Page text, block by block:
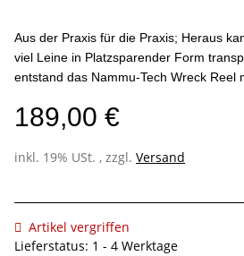
Aus der Praxis für die Praxis; Heraus
viel Leine in Platzsparender Form
entstand das Nammu-Tech Wreck Reel
189,00 €
inkl. 19% USt. , zzgl. Versand
Artikel vergriffen
Lieferstatus: 1 - 4 Werktage